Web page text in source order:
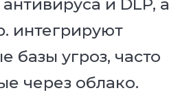
и DLP, а
интегрируют
базы угроз, часто
через облако.